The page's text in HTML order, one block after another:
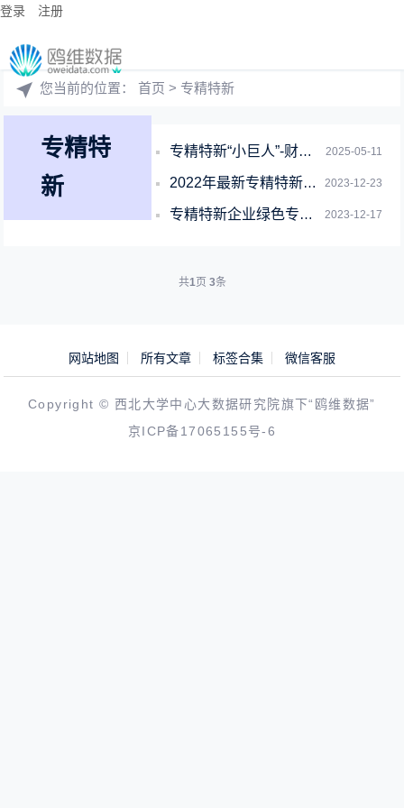
登录 注册
您当前的位置：首页 > 专精特新
专精特
新
2025-05-11
专精特新“小巨人”-财务数据（2013-2024年）
2023-12-23
2022年最新专精特新企业信息库
2023-12-17
专精特新企业绿色专利数据库
共1页 3条
网站地图 所有文章 标签合集 微信客服
Copyright © 西北大学中心大数据研究院旗下“鸥维数据”
京ICP备17065155号-6